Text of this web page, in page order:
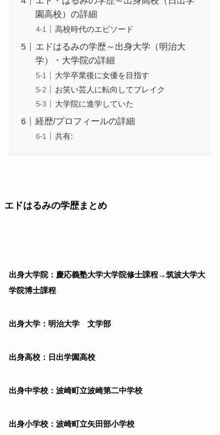
園高校）の詳細
高校時代のエピソード
エドはるみの学歴～出身大学（明治大
学）・大学院の詳細
大学卒業後に女優を目指す
お笑い芸人に転向してブレイク
大学院に進学していた
経歴/プロフィールの詳細
共有:
エドはるみの学歴まとめ
出身大学院：慶応義塾大学大学院修士課程→筑波大学大
学院博士課程
出身大学：明治大学 文学部
出身高校：日出学園高校
出身中学校： 波崎町立波崎第二中学校
出身小学校：波崎町立矢田部小学校